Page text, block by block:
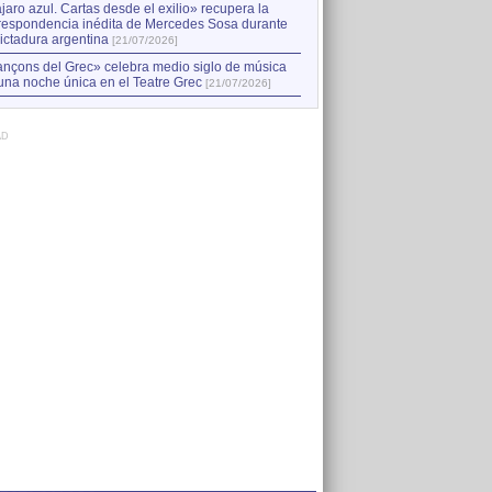
azul. Cartas desde el exilio» recupera la
inédita de Mercedes Sosa durante
argentina [21/07/2026]
del Grec» celebra medio siglo de música
noche única en el Teatre Grec [21/07/2026]